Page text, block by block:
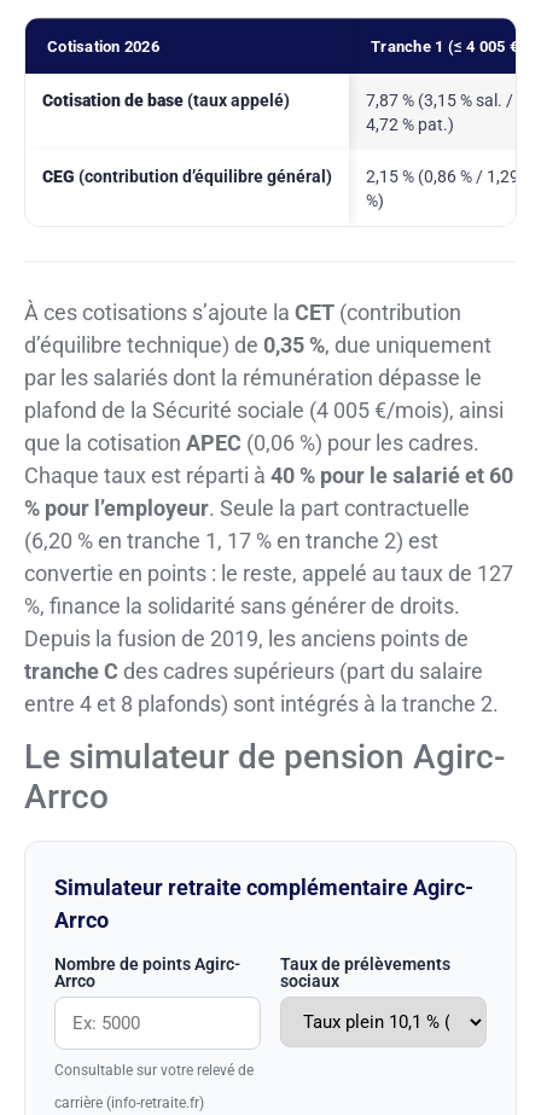
Cotisation 2026 Tranche 1 (≤ 4 005 €)
Cotisation de base(taux appelé)
7,87 % (3,15 % sal. /
4,72 % pat.)
CEG (contribution d’équilibre général)
2,15 % (0,86 % / 1,29
%)
À ces cotisations s’ajoute la CET (contribution
d’équilibre technique) de 0,35 %, due uniquement
par les salariés dont la rémunération dépasse le
plafond de la Sécurité sociale (4 005 €/mois), ainsi
que la cotisation APEC (0,06 %) pour les cadres.
Chaque taux est réparti à 40 % pour le salarié et 60
% pour l’employeur. Seule la part contractuelle
(6,20 % en tranche 1, 17 % en tranche 2) est
convertie en points : le reste, appelé au taux de 127
%, finance la solidarité sans générer de droits.
Depuis la fusion de 2019, les anciens points de
tranche C des cadres supérieurs (part du salaire
entre 4 et 8 plafonds) sont intégrés à la tranche 2.
Le simulateur de pension Agirc-
Arrco
Simulateur retraite complémentaire Agirc-
Arrco
Nombre de points Agirc-
Arrco
Consultable sur votre relevé de
carrière (info-retraite.fr)
Taux de prélèvements
sociaux